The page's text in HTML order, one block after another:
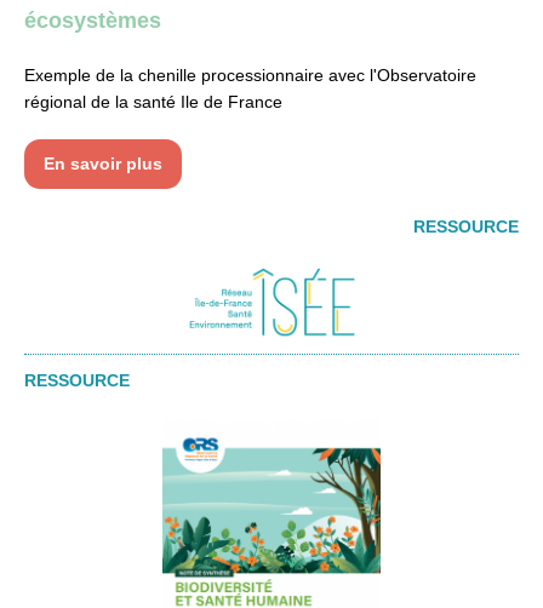
écosystèmes
Exemple de la chenille processionnaire avec l'Observatoire
régional de la santé Ile de France
En savoir plus
RESSOURCE
RESSOURCE